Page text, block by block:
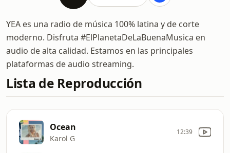
YEA es una radio de música 100% latina y de corte
moderno. Disfruta #ElPlanetaDeLaBuenaMusica en
audio de alta calidad. Estamos en las principales
plataformas de audio streaming.
Lista de Reproducción
Ocean
Karol G
12:39